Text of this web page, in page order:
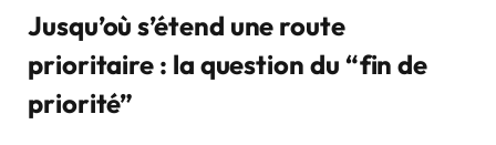
Jusqu’où s’étend une route
prioritaire : la question du “fin de
priorité”